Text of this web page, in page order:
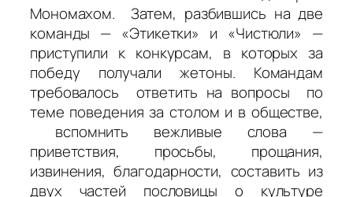
Мономахом. Затем, разбившись на две
команды — «Этикетки» и «Чистюли» —
приступили к конкурсам, в которых за
победу получали жетоны. Командам
требовалось ответить на вопросы по
теме поведения за столом и в обществе,
вспомнить вежливые слова —
приветствия, просьбы, прощания,
извинения, благодарности, составить из
двух частей пословицы о культуре